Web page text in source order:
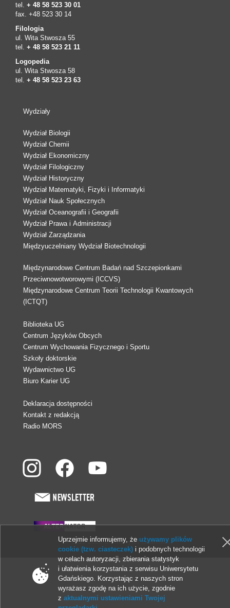
tel. + 48 58 523 30 01
fax. +48 523 30 14
Filologia
ul. Wita Stwosza 55
tel. + 48 58 523 21 11
Logopedia
ul. Wita Stwosza 58
tel. + 48 58 523 23 63
Wydziały
Wydział Biologii
Wydział Chemii
Wydział Ekonomiczny
Wydział Filologiczny
Wydział Historyczny
Wydział Matematyki, Fizyki i Informatyki
Wydział Nauk Społecznych
Wydział Oceanografii i Geografii
Wydział Prawa i Administracji
Wydział Zarządzania
Międzyuczelniany Wydział Biotechnologii
Międzynarodowe Centrum Badań nad Szczepionkami
Przeciwnowotworowymi (ICCVS)
Międzynarodowe Centrum Teorii Technologii Kwantowych
(ICTQT)
Biblioteka UG
Centrum Języków Obcych
Centrum Wychowania Fizycznego i Sportu
Szkoły doktorskie
Wydawnictwo UG
Biuro Karier UG
Deklaracja dostępności
Kontakt z redakcją
Radio MORS
© 2013-2026 Uniwersytet Gdański
Uprzejmie informujemy, że używamy plików
cookie (tzw. ciasteczek) i podobnych technologii
w celach autoryzacji, zbierania statystyk
i ułatwienia korzystania z serwisu Uniwersytetu
Gdańskiego. Korzystając z naszych stron
wyrażasz zgodę na ich użycie, zgodnie
zaktualnymi ustawieniami Twojej